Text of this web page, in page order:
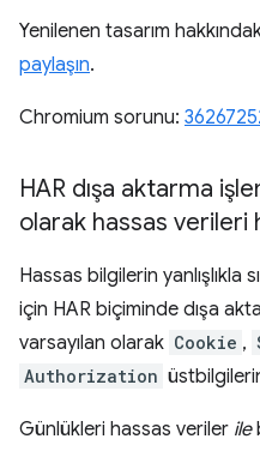
Yenilenen tasarım
paylaşın.
Chromium sorunu:
HAR dışa aktarma
olarak hassas
Hassas bilgilerin yanlışlıkla
için HAR biçiminde dışa
varsayılan olarak Cookie ,
Authorization
Günlükleri hassas veriler ile